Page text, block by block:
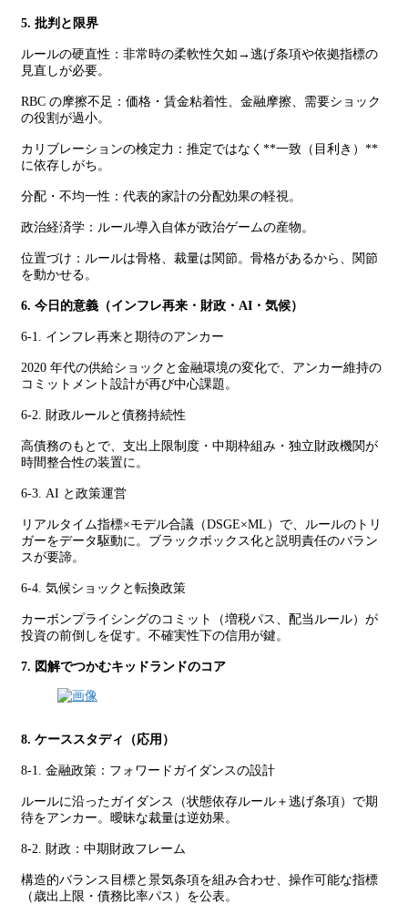
5. 批判と限界
ルールの硬直性：非常時の柔軟性欠如→逃げ条項や依拠指標の
見直しが必要。
RBC の摩擦不足：価格・賃金粘着性、金融摩擦、需要ショック
の役割が過小。
カリブレーションの検定力：推定ではなく**一致（目利き）**
に依存しがち。
分配・不均一性：代表的家計の分配効果の軽視。
政治経済学：ルール導入自体が政治ゲームの産物。
位置づけ：ルールは骨格、裁量は関節。骨格があるから、関節
を動かせる。
6. 今日的意義（インフレ再来・財政・AI・気候）
6-1. インフレ再来と期待のアンカー
2020 年代の供給ショックと金融環境の変化で、アンカー維持の
コミットメント設計が再び中心課題。
6-2. 財政ルールと債務持続性
高債務のもとで、支出上限制度・中期枠組み・独立財政機関が
時間整合性の装置に。
6-3. AI と政策運営
リアルタイム指標×モデル合議（DSGE×ML）で、ルールのトリ
ガーをデータ駆動に。ブラックボックス化と説明責任のバラン
スが要諦。
6-4. 気候ショックと転換政策
カーボンプライシングのコミット（増税パス、配当ルール）が
投資の前倒しを促す。不確実性下の信用が鍵。
7. 図解でつかむキッドランドのコア
8. ケーススタディ（応用）
8-1. 金融政策：フォワードガイダンスの設計
ルールに沿ったガイダンス（状態依存ルール＋逃げ条項）で期
待をアンカー。曖昧な裁量は逆効果。
8-2. 財政：中期財政フレーム
構造的バランス目標と景気条項を組み合わせ、操作可能な指標
（歳出上限・債務比率パス）を公表。